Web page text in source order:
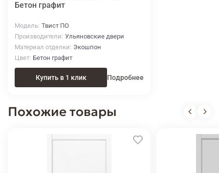
Бетон графит
Модель Твист ПО
Производители Ульяновские двери
Материал отделки Экошпон
Цвет Бетон графит
Купить в 1 клик Подробнее
Похожие товары